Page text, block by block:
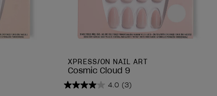
XPRESS/ON NAIL ART
Cosmic Cloud 9
4.0 (3)
4.0